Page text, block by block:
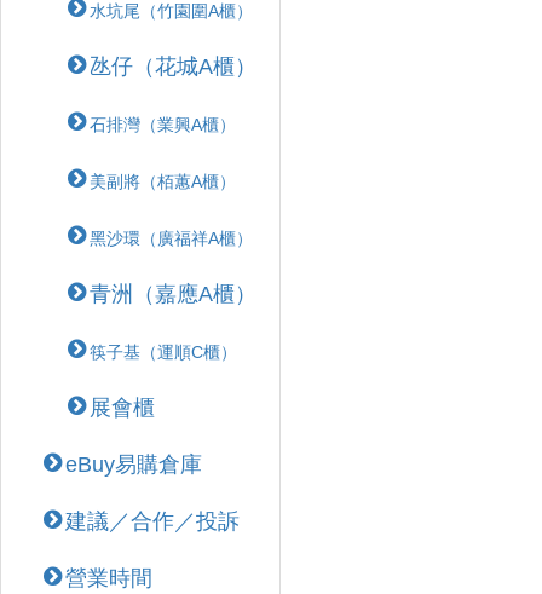
水坑尾（竹園圍A櫃）
氹仔（花城A櫃）
石排灣（業興A櫃）
美副將（栢蕙A櫃）
黑沙環（廣福祥A櫃）
青洲（嘉應A櫃）
筷子基（運順C櫃）
展會櫃
eBuy易購倉庫
建議／合作／投訴
營業時間